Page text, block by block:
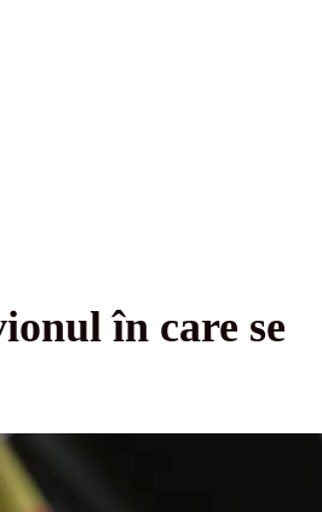
în care se